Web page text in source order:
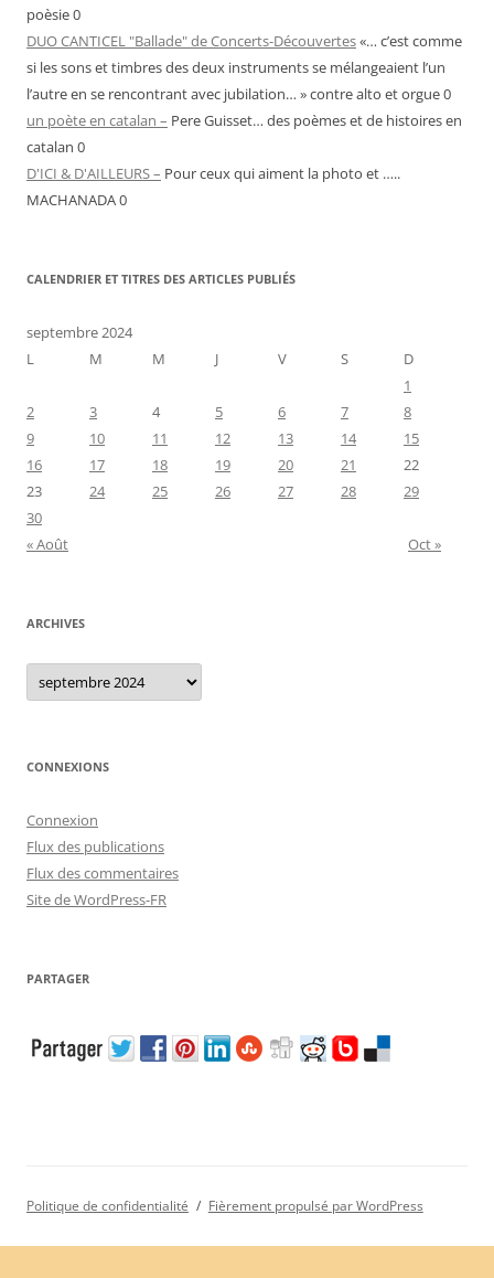
poèsie 0
DUO CANTICEL "Ballade" de Concerts-Découvertes«… c’est comme
si les sons et timbres des deux instruments se mélangeaient l’un
l’autre en se rencontrant avec jubilation… » contre alto et orgue 0
un poète en catalan – Pere Guisset… des poèmes et de histoires en
catalan 0
D'ICI & D'AILLEURS – Pour ceux qui aiment la photo et …..
MACHANADA 0
CALENDRIER ET TITRES DES ARTICLES PUBLIÉS
septembre 2024
L
M M J V S
D
1
2
3 4 5 6 7
8
9
10 11 12 13 14
15
16
17 18 19 20 21
22
23
24 25 26 27 28
29
30
« Août
Oct »
ARCHIVES
Archives
CONNEXIONS
Connexion
Flux des publications
Flux des commentaires
Site de WordPress-FR
PARTAGER
Politique de confidentialité Fièrement propulsé par WordPress